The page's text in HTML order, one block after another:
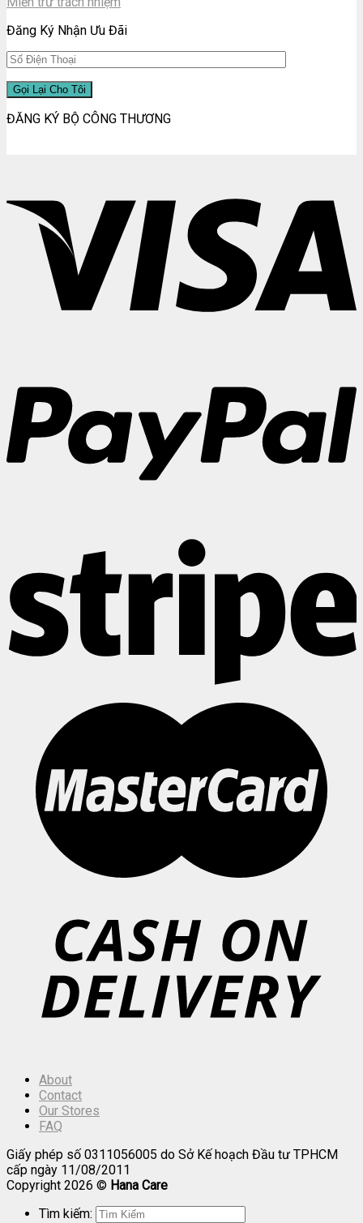
Đăng Ký Nhận Ưu Đãi
ĐĂNG KÝ BỘ CÔNG THƯƠNG
About
Contact
Our Stores
FAQ
Giấy phép số 0311056005 do Sở Kế hoạch Đầu tư TPHCM
cấp ngày 11/08/2011
Copyright 2026 © Hana Care
Tìm kiếm: